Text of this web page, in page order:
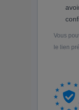
Vous
le lien